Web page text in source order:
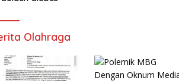
Olahraga